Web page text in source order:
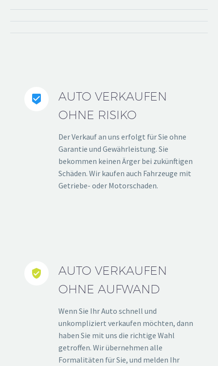


AUTO VERKAUFEN
OHNE RISIKO
Der Verkauf an uns erfolgt für Sie ohne
Garantie und Gewährleistung. Sie
bekommen keinen Ärger bei zukünftigen
Schäden. Wir kaufen auch Fahrzeuge mit
Getriebe- oder Motorschaden.


AUTO VERKAUFEN
OHNE AUFWAND
Wenn Sie Ihr Auto schnell und
unkompliziert verkaufen möchten, dann
haben Sie mit uns die richtige Wahl
getroffen. Wir übernehmen alle
Formalitäten für Sie, und melden Ihr